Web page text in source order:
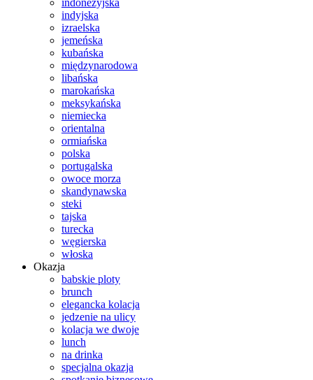
indonezyjska
indyjska
izraelska
jemeńska
kubańska
międzynarodowa
libańska
marokańska
meksykańska
niemiecka
orientalna
ormiańska
polska
portugalska
owoce morza
skandynawska
steki
tajska
turecka
węgierska
włoska
Okazja
babskie ploty
brunch
elegancka kolacja
jedzenie na ulicy
kolacja we dwoje
lunch
na drinka
specjalna okazja